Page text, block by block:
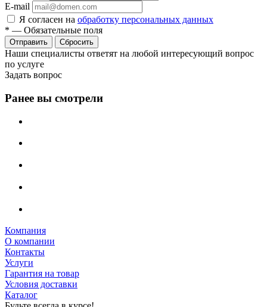
E-mail
Я согласен на обработку персональных данных
* — Обязательные поля
Сбросить
Наши специалисты ответят на любой интересующий вопрос
по услуге
Задать вопрос
Ранее вы смотрели
Компания
О компании
Контакты
Услуги
Гарантия на товар
Условия доставки
Каталог